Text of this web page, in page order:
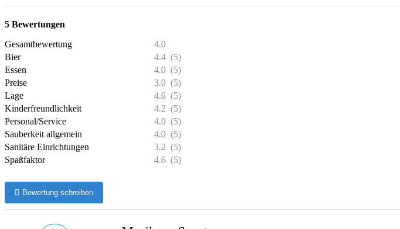
5 Bewertungen
Gesamtbewertung
4.0
Bier
4.4 (5)
Essen
4.0 (5)
Preise
3.0 (5)
Lage
4.6 (5)
Kinderfreundlichkeit
4.2 (5)
Personal/Service
4.0 (5)
Sauberkeit allgemein
4.0 (5)
Sanitäre Einrichtungen
3.2 (5)
Spaßfaktor
4.6 (5)
Bewertung schreiben